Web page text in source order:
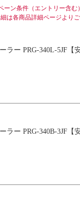
ン条件（エントリー含む
は各商品詳細ページよりご
ー PRG-340L-5JF【
ー PRG-340B-3JF【